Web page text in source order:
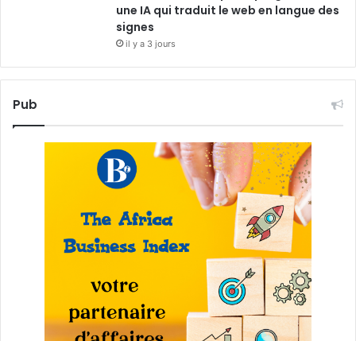
une IA qui traduit le web en langue des
signes
il y a 3 jours
Pub